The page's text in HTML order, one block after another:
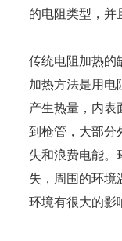
的电阻类型，并
传统电阻加热的
加热方法是用电
产生热量，内表
到枪管，大部分
失和浪费电能。
失，周围的环境
环境有很大的影